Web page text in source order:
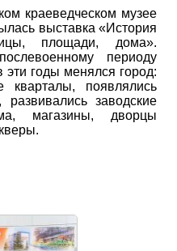
краеведческом музее
выставка «История
площади, дома».
периоду
эти годы менялся город:
кварталы, появлялись
заводские
магазины, дворцы